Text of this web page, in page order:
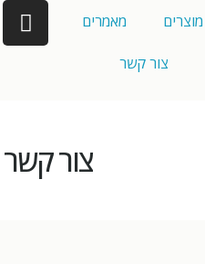
מוצרים מאמרים
צור קשר
צור קשר